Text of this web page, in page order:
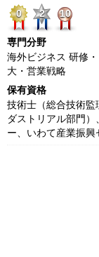
0
2 10
専門分野
海外ビジネス 研修
大・営業戦略
保有資格
技術士（総合技術監
ダストリアル部門
ー、いわて産業振興